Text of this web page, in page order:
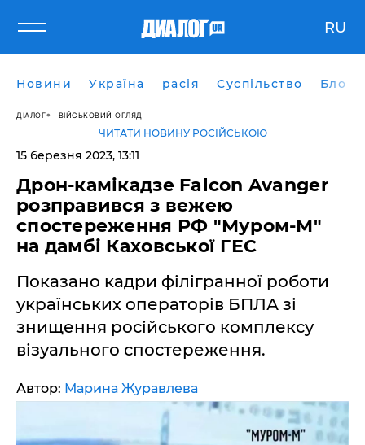
RU
Новини Україна расія Суспільство Блоги
ДІАЛОГ ВІЙСЬКОВИЙ ОГЛЯД
ЧИТАТИ НОВИНУ РОСІЙСЬКОЮ
15 березня 2023, 13:11
Дрон-камікадзе Falcon Avanger
розправився з вежею
спостереження РФ "Муром-М"
на дамбі Каховської ГЕС
Показано кадри філігранної роботи
українських операторів БПЛА зі
знищення російського комплексу
візуального спостереження.
Автор: Марина Журавлева